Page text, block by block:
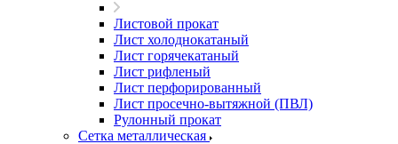
Листовой прокат
Лист холоднокатаный
Лист горячекатаный
Лист рифленый
Лист перфорированный
Лист просечно-вытяжной (ПВЛ)
Рулонный прокат
Сетка металлическая